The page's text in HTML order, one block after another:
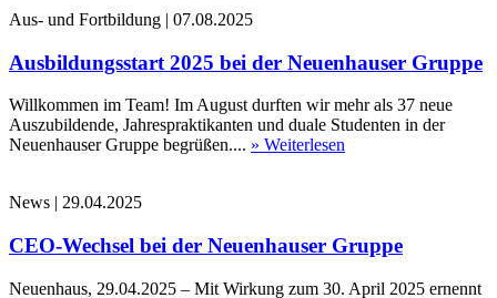
Aus- und Fortbildung | 07.08.2025
Ausbildungsstart 2025 bei der Neuenhauser Gruppe
Willkommen im Team! Im August durften wir mehr als 37 neue
Auszubildende, Jahrespraktikanten und duale Studenten in der
Neuenhauser Gruppe begrüßen.... » Weiterlesen
News | 29.04.2025
CEO-Wechsel bei der Neuenhauser Gruppe
Neuenhaus, 29.04.2025 – Mit Wirkung zum 30. April 2025 ernennt